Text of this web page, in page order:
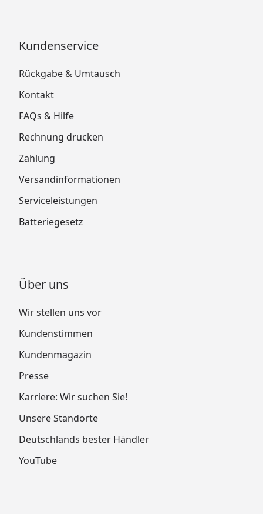
Kundenservice
Rückgabe & Umtausch
Kontakt
FAQs & Hilfe
Rechnung drucken
Zahlung
Versandinformationen
Serviceleistungen
Batteriegesetz
Über uns
Wir stellen uns vor
Kundenstimmen
Kundenmagazin
Presse
Karriere: Wir suchen Sie!
Unsere Standorte
Deutschlands bester Händler
YouTube